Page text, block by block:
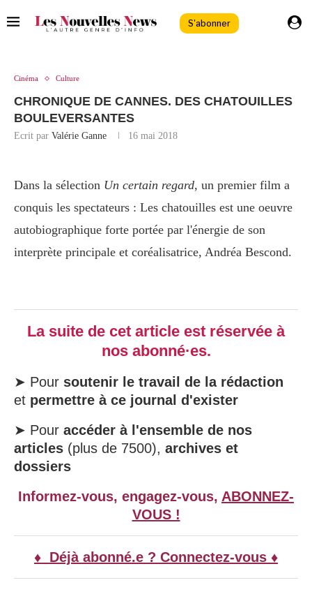
S'abonner
Cinéma Culture
CHRONIQUE DE CANNES. DES CHATOUILLES
BOULEVERSANTES
Ecrit par Valérie Ganne 16 mai 2018
Dans la sélection Un certain regard, un premier film a
conquis les spectateurs : Les chatouilles est une oeuvre
autobiographique forte portée par l'énergie de son
interprète principale et coréalisatrice, Andréa Bescond.
La suite de cet article est réservée à
nos abonné·es.
➤ Pour soutenir le travail de la rédaction
et permettre à ce journal d'exister
➤ Pour accéder à l'ensemble de nos
articles (plus de 7500), archives et
dossiers
Informez-vous, engagez-vous, ABONNEZ-
VOUS !
♦ Déjà abonné.e ? Connectez-vous ♦